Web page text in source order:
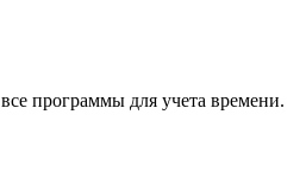
программы для учета времени.